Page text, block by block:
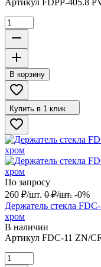
Артикул FDPP-405.8
В корзину
Купить в 1 клик
По запросу
260 ₽/шт. 0 ₽/шт. -0%
Держатель стекла
хром
В наличии
Артикул FDC-11 ZN/